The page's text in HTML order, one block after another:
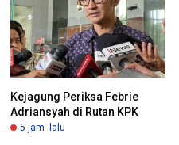
Kejagung Periksa Febrie
Adriansyah di Rutan KPK
5 jam lalu